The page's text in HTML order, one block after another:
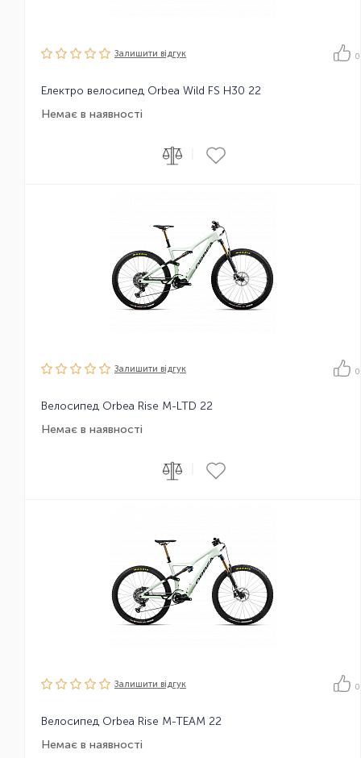
Залишити вiдгук 0
Електро велосипед Orbea Wild FS H30 22
Немає в наявності
Залишити вiдгук 0
Велосипед Orbea Rise M-LTD 22
Немає в наявності
Залишити вiдгук 0
Велосипед Orbea Rise M-TEAM 22
Немає в наявності